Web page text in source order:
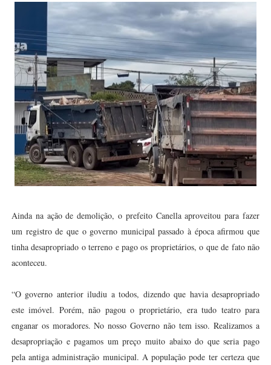
Ainda na ação de demolição, o prefeito Canella aproveitou para fazer
um registro de que o governo municipal passado à época afirmou que
tinha desapropriado o terreno e pago os proprietários, o que de fato não
aconteceu.
“O governo anterior iludiu a todos, dizendo que havia desapropriado
este imóvel. Porém, não pagou o proprietário, era tudo teatro para
enganar os moradores. No nosso Governo não tem isso. Realizamos a
desapropriação e pagamos um preço muito abaixo do que seria pago
pela antiga administração municipal. A população pode ter certeza que